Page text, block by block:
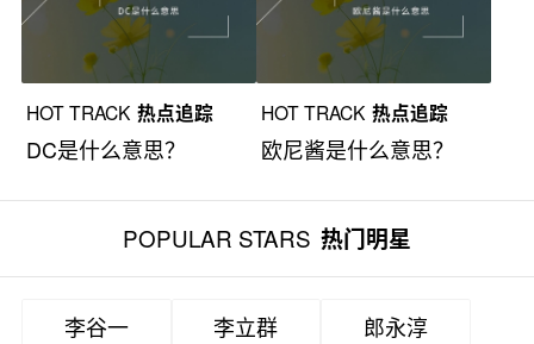
HOT TRACK 热点追踪
DC是什么意思？
HOT TRACK 热点追踪
欧尼酱是什么意思？
POPULAR STARS 热门明星
李谷一 李立群
郎永淳